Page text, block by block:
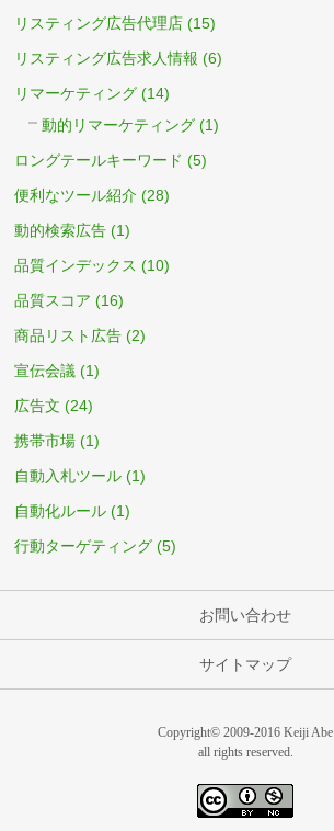
リスティング広告代理店 (15)
リスティング広告求人情報 (6)
リマーケティング (14)
動的リマーケティング (1)
ロングテールキーワード (5)
便利なツール紹介 (28)
動的検索広告 (1)
品質インデックス (10)
品質スコア (16)
商品リスト広告 (2)
宣伝会議 (1)
広告文 (24)
携帯市場 (1)
自動入札ツール (1)
自動化ルール (1)
行動ターゲティング (5)
お問い合わせ
サイトマップ
Copyright© 2009-2016 Keiji Abe
all rights reserved.